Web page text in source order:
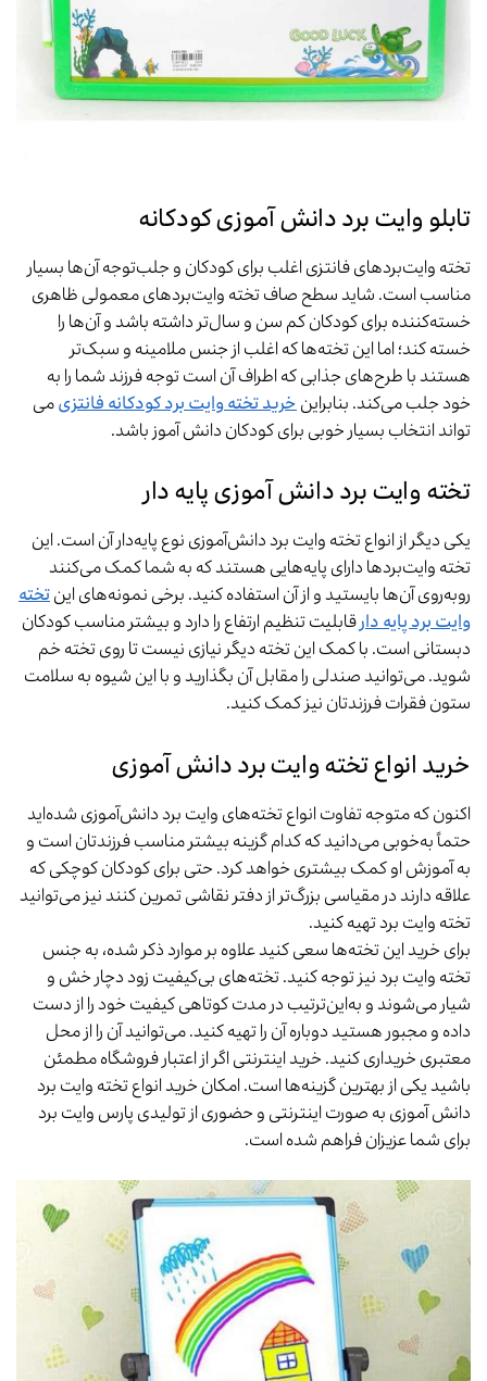
تابلو وایت برد دانش آموزی کودکانه
تخته وایت‌بردهای فانتزی اغلب برای کودکان و جلب‌توجه آن‌ها بسیار
مناسب است. شاید سطح صاف تخته وایت‌بردهای معمولی ظاهری
خسته‌کننده برای کودکان کم سن و سال‌تر داشته باشد و آن‌ها را
خسته کند؛ اما این تخته‌ها که اغلب از جنس ملامینه و سبک‌تر
هستند با طرح‌های جذابی که اطراف آن است توجه فرزند شما را به
خود جلب می‌کند. بنابراینخرید تخته وایت برد کودکانه فانتزیمی
تواند انتخاب بسیار خوبی برای کودکان دانش آموز باشد.
تخته وایت برد دانش آموزی پایه دار
یکی دیگر از انواع تخته وایت برد دانش‌آموزی نوع پایه‌دار آن است. این
تخته وایت‌بردها دارای پایه‌هایی هستند که به شما کمک می‌کنند
روبه‌روی آن‌ها بایستید و از آن استفاده کنید. برخی نمونه‌های اینتخته
وایت برد پایه دارقابلیت تنظیم ارتفاع را دارد و بیشتر مناسب کودکان
دبستانی است. با کمک این تخته دیگر نیازی نیست تا روی تخته خم
شوید. می‌توانید صندلی را مقابل آن بگذارید و با این شیوه به سلامت
ستون فقرات فرزندتان نیز کمک کنید.
خرید انواع تخته وایت برد دانش آموزی
اکنون که متوجه تفاوت انواع تخته‌های وایت برد دانش‌آموزی شده‌اید
حتماً به‌خوبی می‌دانید که کدام گزینه بیشتر مناسب فرزندتان است و
به آموزش او کمک بیشتری خواهد کرد. حتی برای کودکان کوچکی که
علاقه دارند در مقیاسی بزرگ‌تر از دفتر نقاشی تمرین کنند نیز می‌توانید
تخته وایت برد تهیه کنید.
برای خرید این تخته‌ها سعی کنید علاوه بر موارد ذکر شده، به جنس
تخته وایت برد نیز توجه کنید. تخته‌های بی‌کیفیت زود دچار خش و
شیار می‌شوند و به‌این‌ترتیب در مدت کوتاهی کیفیت خود را از دست
داده و مجبور هستید دوباره آن را تهیه کنید. می‌توانید آن را از محل
معتبری خریداری کنید. خرید اینترنتی اگر از اعتبار فروشگاه مطمئن
باشید یکی از بهترین گزینه‌ها است. امکان خرید انواع تخته وایت برد
دانش آموزی به صورت اینترنتی و حضوری از تولیدی پارس وایت برد
برای شما عزیزان فراهم شده است.